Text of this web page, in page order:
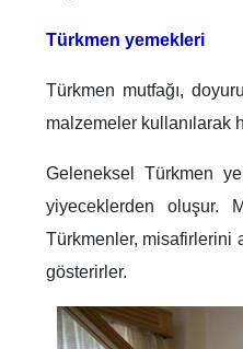
Türkmen yemekleri
Türkmen mutfağı,
malzemeler kullanılarak
Geleneksel Türkmen
yiyeceklerden oluşur.
Türkmenler, misafirlerini
gösterirler.